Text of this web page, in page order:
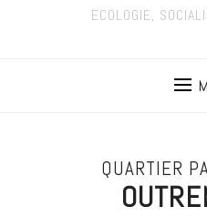
ECOLOGIE,
QUARTIER